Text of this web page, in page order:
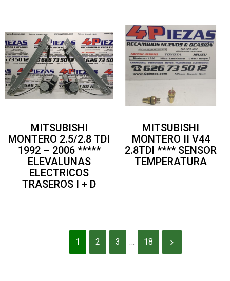
MITSUBISHI
MONTERO 2.5/2.8 TDI
1992 – 2006 *****
ELEVALUNAS
ELECTRICOS
TRASEROS I + D
MITSUBISHI
MONTERO II V44
2.8TDI **** SENSOR
TEMPERATURA
1 2 3 … 18